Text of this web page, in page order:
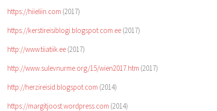
https://hiieliin.com (2017)
https://kerstireisiblogi.blogspot.com.ee (2017)
http://www.tiiatiik.ee (2017)
http://www.sulevnurme.org/15/wien2017.htm (2017)
http://herzireisid.blogspot.com (2014)
https://margitjoost.wordpress.com (2014)